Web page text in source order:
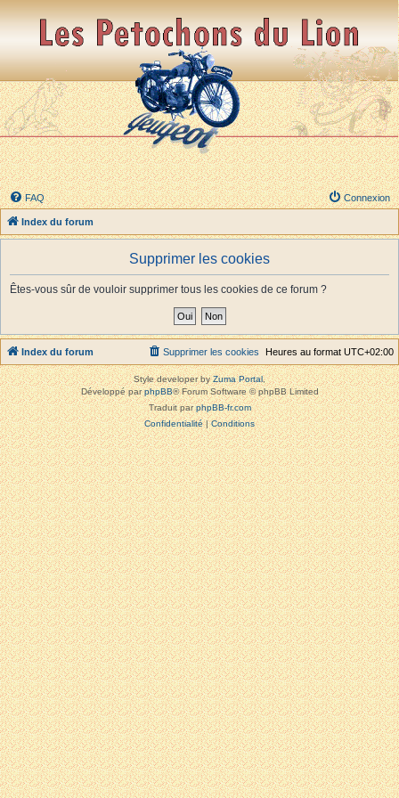
FAQ Connexion
Index du forum
Supprimer les cookies
Êtes-vous sûr de vouloir supprimer tous les cookies de ce forum ?
Index du forum Heures au format UTC+02:00
Supprimer les cookies
Style developer byZuma Portal,
Développé parphpBB® Forum Software © phpBB Limited
Traduit parphpBB-fr.com
Confidentialité|Conditions